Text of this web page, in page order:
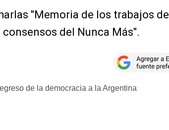
"Memoria de los trabajos
del Nunca Más".